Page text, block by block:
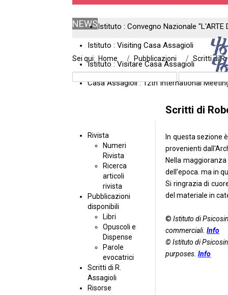
NEWSIstituto : Convegno Nazionale
Istituto : Visiting Casa Assagioli
Istituto : Visitare Casa Assagioli
Casa Assagioli : 12th International
Sei qui: Home Pubblicazioni Scritti di
Rivista
Numeri
Rivista
Ricerca
articoli
rivista
Pubblicazioni
disponibili
Libri
Opuscoli e
Dispense
Parole
evocatrici
Scritti di R.
Assagioli
Risorse
Scritti di
In questa sezione
provenienti dall'
Nella
dell’epoca. ma in
Si ringrazia di
del materiale in
©Istituto di
commerciali. Info
© Istituto di
purposes.Info